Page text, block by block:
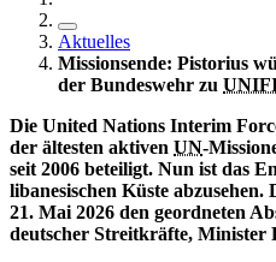
Aktuelles
Missionsende: Pistorius
der Bundeswehr zu
Die United Nations Interim
der ältesten aktiven UN-
seit 2006 beteiligt. Nun ist das
libanesischen Küste
21. Mai 2026 den geordneten
deutscher Streitkräfte, Minister